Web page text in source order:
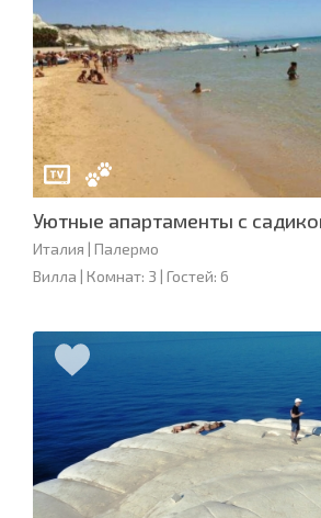
Уютные апартаменты с
Италия | Палермо
Вилла | Комнат: 3 | Гостей: 6